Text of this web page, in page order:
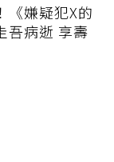
《嫌疑犯X的
吾病逝 享壽